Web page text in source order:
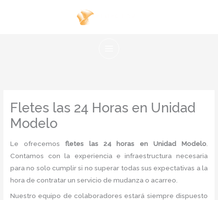
Fletes las 24 Horas en Unidad
Modelo
Le ofrecemos fletes las 24 horas en Unidad Modelo.
Contamos con la experiencia e infraestructura necesaria
para no solo cumplir si no superar todas sus expectativas a la
hora de contratar un servicio de mudanza o acarreo.
Nuestro equipo de colaboradores estará siempre dispuesto